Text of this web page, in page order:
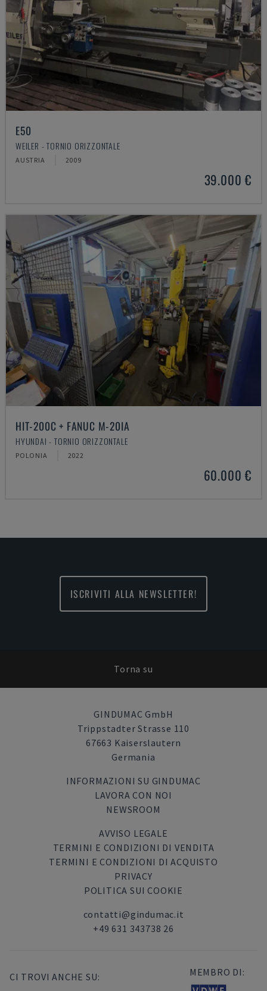
E50
WEILER - TORNIO ORIZZONTALE
AUSTRIA 2009
39.000 €
HIT-200C + FANUC M-20IA
HYUNDAI - TORNIO ORIZZONTALE
POLONIA 2022
60.000 €
ISCRIVITI ALLA NEWSLETTER!
Torna su
GINDUMAC GmbH
Trippstadter Strasse 110
67663 Kaiserslautern
Germania
INFORMAZIONI SU GINDUMAC
LAVORA CON NOI
NEWSROOM
AVVISO LEGALE
TERMINI E CONDIZIONI DI VENDITA
TERMINI E CONDIZIONI DI ACQUISTO
PRIVACY
POLITICA SUI COOKIE
contatti@gindumac.it
+49 631 343738 26
CI TROVI ANCHE SU: MEMBRO DI: